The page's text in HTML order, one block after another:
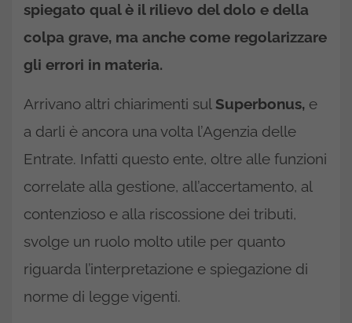
spiegato qual è il rilievo del dolo e della
colpa grave, ma anche come regolarizzare
gli errori in materia.
Arrivano altri chiarimenti sul Superbonus, e
a darli è ancora una volta l’Agenzia delle
Entrate. Infatti questo ente, oltre alle funzioni
correlate alla gestione, all’accertamento, al
contenzioso e alla riscossione dei tributi,
svolge un ruolo molto utile per quanto
riguarda l’interpretazione e spiegazione di
norme di legge vigenti.